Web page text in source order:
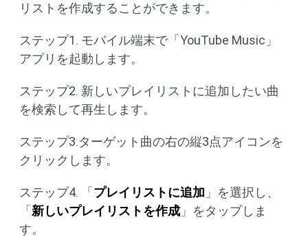
リストを作成することができます。
ステップ1. モバイル端末で「YouTube Music」
アプリを起動します。
ステップ2. 新しいプレイリストに追加したい曲
を検索して再生します。
ステップ3.ターゲット曲の右の縦3点アイコンを
クリックします。
ステップ4. 「 プレイリストに追加 」を選択し、
「 新しいプレイリストを作成 」をタップしま
す。